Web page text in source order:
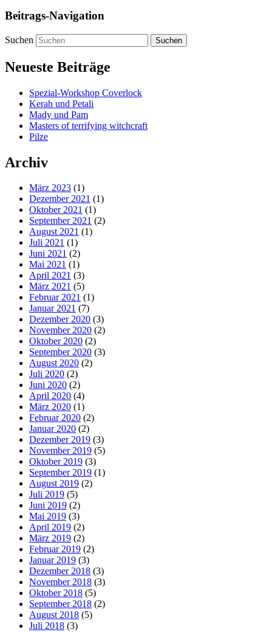
Beitrags-Navigation
Suchen
Neueste Beiträge
Spezial-Workshop Coverlock
Kerah und Petali
Mady und Pam
Masters of terrifying witchcraft
Pilze
Archiv
März 2023 (1)
Dezember 2021 (1)
Oktober 2021 (1)
September 2021 (2)
August 2021 (1)
Juli 2021 (1)
Juni 2021 (2)
Mai 2021 (1)
April 2021 (3)
März 2021 (5)
Februar 2021 (1)
Januar 2021 (7)
Dezember 2020 (3)
November 2020 (2)
Oktober 2020 (2)
September 2020 (3)
August 2020 (2)
Juli 2020 (2)
Juni 2020 (2)
April 2020 (4)
März 2020 (1)
Februar 2020 (2)
Januar 2020 (2)
Dezember 2019 (3)
November 2019 (5)
Oktober 2019 (3)
September 2019 (1)
August 2019 (2)
Juli 2019 (5)
Juni 2019 (2)
Mai 2019 (3)
April 2019 (2)
März 2019 (2)
Februar 2019 (2)
Januar 2019 (3)
Dezember 2018 (3)
November 2018 (3)
Oktober 2018 (5)
September 2018 (2)
August 2018 (5)
Juli 2018 (3)